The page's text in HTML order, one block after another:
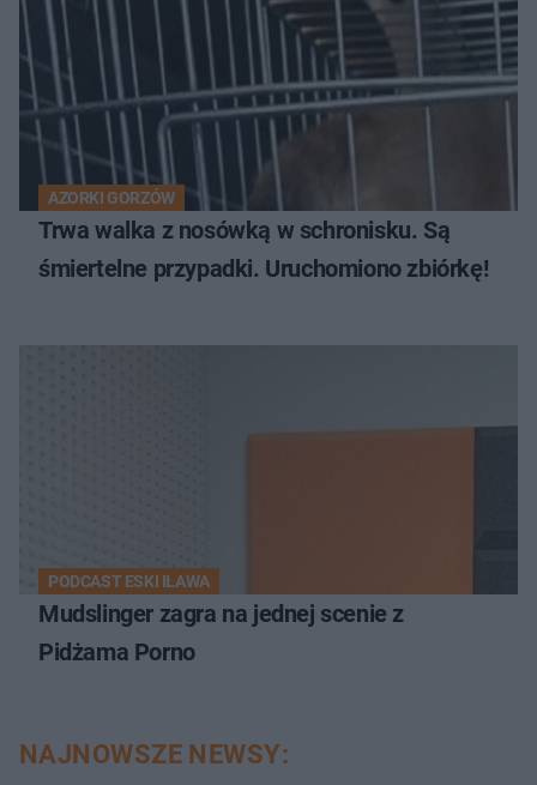
AZORKI GORZÓW
Trwa walka z nosówką w schronisku. Są
śmiertelne przypadki. Uruchomiono zbiórkę!
PODCAST ESKI IŁAWA
Mudslinger zagra na jednej scenie z
Pidżama Porno
NAJNOWSZE NEWSY: